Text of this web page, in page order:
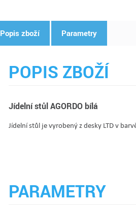
Popis zboží Parametry
POPIS ZBOŽÍ
Jídelní stůl AGORDO bílá
Jídelní stůl je vyrobený z desky LTD v
PARAMETRY